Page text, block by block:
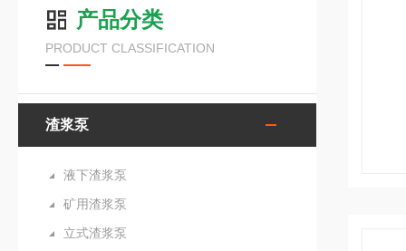
产品分类
PRODUCT CLASSIFICATION
渣浆泵
液下渣浆泵
矿用渣浆泵
立式渣浆泵